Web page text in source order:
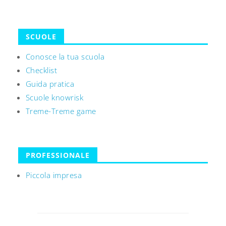
SCUOLE
Conosce la tua scuola
Checklist
Guida pratica
Scuole knowrisk
Treme-Treme game
PROFESSIONALE
Piccola impresa